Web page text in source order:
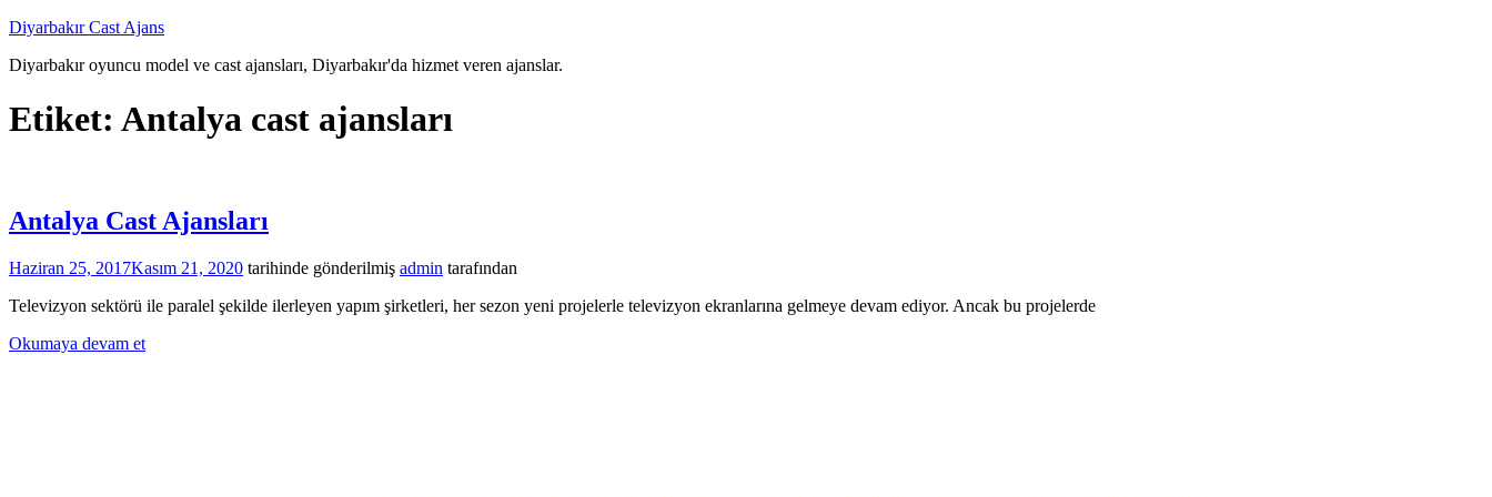
İçeriğe
Diyarbakır Cast Ajans
Diyarbakır oyuncu model ve cast ajansları, Diyarbakır'da hizmet veren ajanslar.
Etiket: Antalya cast ajansları
Antalya Cast Ajansları
Haziran 25, 2017Kasım 21, 2020 tarihinde gönderilmiş admin tarafından
Televizyon sektörü ile paralel şekilde ilerleyen yapım şirketleri, her sezon yeni projelerle televizyon ekranlarına gelmeye devam ediyor. Ancak bu projelerde
Okumaya devam et